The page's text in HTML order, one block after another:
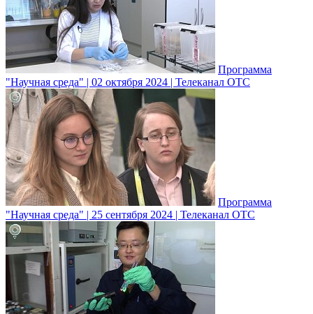
Программа
"Научная среда" | 02 октября 2024 | Телеканал ОТС
Программа
"Научная среда" | 25 сентября 2024 | Телеканал ОТС